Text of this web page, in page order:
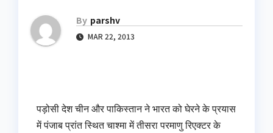
By parshv
MAR 22, 2013
पड़ोसी देश चीन और पाकिस्‍तान ने भारत को घेरने के प्रयास
में पंजाब प्रांत स्थित चाश्‍मा में तीसरा परमाणु रिएक्टर के